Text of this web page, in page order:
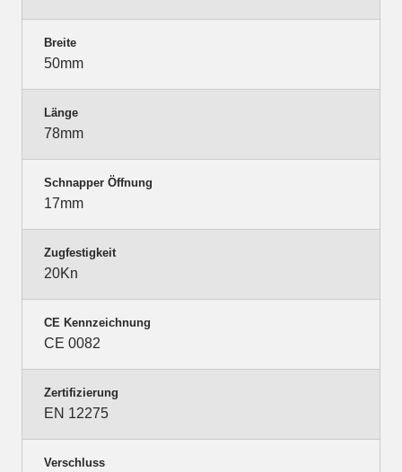
Breite
50mm
Länge
78mm
Schnapper Öffnung
17mm
Zugfestigkeit
20Kn
CE Kennzeichnung
CE 0082
Zertifizierung
EN 12275
Verschluss